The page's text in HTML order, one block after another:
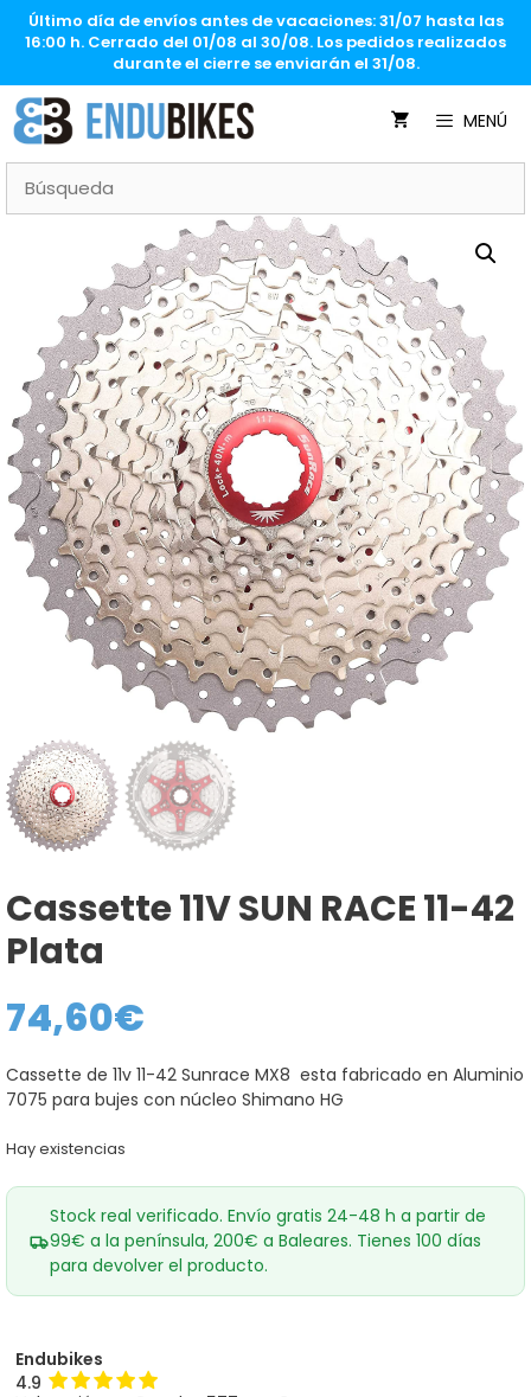
SaltarÚltimo día de envíos antes de vacaciones: 31/07 hasta las
16:00 h. Cerrado del 01/08 al 30/08. Los pedidos realizados
durante el cierre se enviarán el 31/08.
MENÚ
Cassette 11V SUN RACE 11-42
Plata
74,60€
Cassette de 11v 11-42 Sunrace MX8 esta fabricado en Aluminio
7075 para bujes con núcleo Shimano HG
Hay existencias
Stock real verificado. Envío gratis 24-48 h a partir de
99€ a la península, 200€ a Baleares. Tienes 100 días
para devolver el producto.
Endubikes
4.9